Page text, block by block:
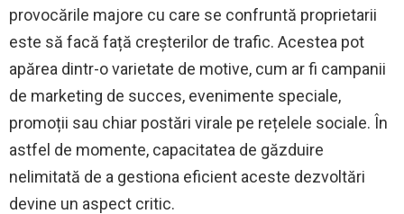
provocările majore cu care se confruntă proprietarii
este să facă față creșterilor de trafic. Acestea pot
apărea dintr-o varietate de motive, cum ar fi campanii
de marketing de succes, evenimente speciale,
promoții sau chiar postări virale pe rețelele sociale. În
astfel de momente, capacitatea de găzduire
nelimitată de a gestiona eficient aceste dezvoltări
devine un aspect critic.